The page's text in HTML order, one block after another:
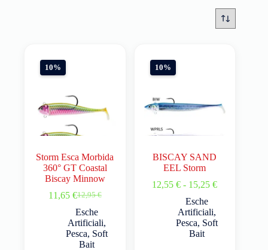
10%
Storm Esca Morbida
360° GT Coastal
Biscay Minnow
12,95€
11,65 €
Esche
Artificiali,
Pesca, Soft
Bait
10%
BISCAY SAND
EEL Storm
12,55€ - 15,25€
Esche
Artificiali,
Pesca, Soft
Bait